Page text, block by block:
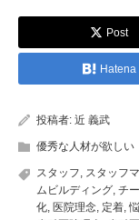
Post
Hatena
投稿者: 近 義武
優秀な人材が欲しい
スタッフ, スタッフ
ムビルディング, チ
化, 医院理念, 定着,